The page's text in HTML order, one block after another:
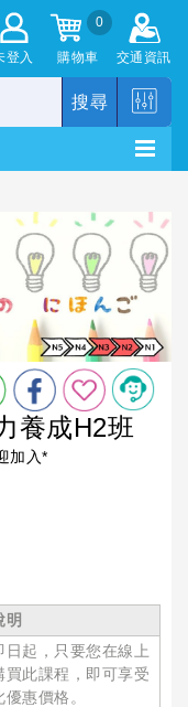
登入
0
購物車 交通資訊
搜尋
養成H2班
加入*
明
日起，只要您在線上
買此課程，即可享受
優惠價格。